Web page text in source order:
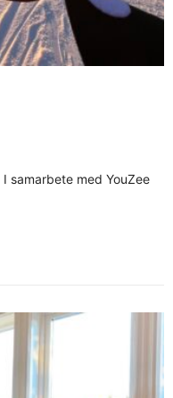
samarbete med YouZee